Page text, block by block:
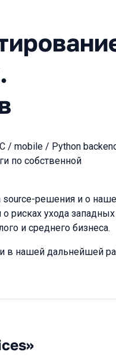
в
/ mobile / Python
по собственной
source-решения и о
рисках ухода западных
и среднего бизнеса.
в нашей дальнейшей